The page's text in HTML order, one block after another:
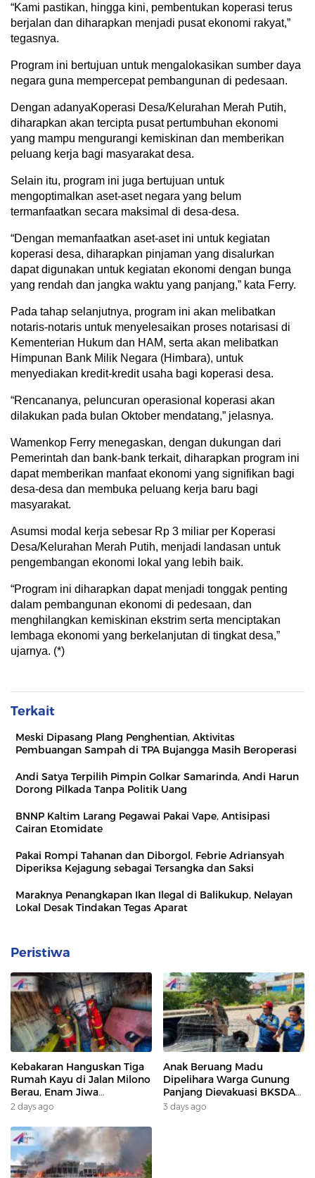
“Kami pastikan, hingga kini, pembentukan koperasi terus
berjalan dan diharapkan menjadi pusat ekonomi rakyat,”
tegasnya.
Program ini bertujuan untuk mengalokasikan sumber daya
negara guna mempercepat pembangunan di pedesaan.
Dengan adanyaKoperasi Desa/Kelurahan Merah Putih,
diharapkan akan tercipta pusat pertumbuhan ekonomi
yang mampu mengurangi kemiskinan dan memberikan
peluang kerja bagi masyarakat desa.
Selain itu, program ini juga bertujuan untuk
mengoptimalkan aset-aset negara yang belum
termanfaatkan secara maksimal di desa-desa.
“Dengan memanfaatkan aset-aset ini untuk kegiatan
koperasi desa, diharapkan pinjaman yang disalurkan
dapat digunakan untuk kegiatan ekonomi dengan bunga
yang rendah dan jangka waktu yang panjang,” kata Ferry.
Pada tahap selanjutnya, program ini akan melibatkan
notaris-notaris untuk menyelesaikan proses notarisasi di
Kementerian Hukum dan HAM, serta akan melibatkan
Himpunan Bank Milik Negara (Himbara), untuk
menyediakan kredit-kredit usaha bagi koperasi desa.
“Rencananya, peluncuran operasional koperasi akan
dilakukan pada bulan Oktober mendatang,” jelasnya.
Wamenkop Ferry menegaskan, dengan dukungan dari
Pemerintah dan bank-bank terkait, diharapkan program ini
dapat memberikan manfaat ekonomi yang signifikan bagi
desa-desa dan membuka peluang kerja baru bagi
masyarakat.
Asumsi modal kerja sebesar Rp 3 miliar per Koperasi
Desa/Kelurahan Merah Putih, menjadi landasan untuk
pengembangan ekonomi lokal yang lebih baik.
“Program ini diharapkan dapat menjadi tonggak penting
dalam pembangunan ekonomi di pedesaan, dan
menghilangkan kemiskinan ekstrim serta menciptakan
lembaga ekonomi yang berkelanjutan di tingkat desa,”
ujarnya. (*)
Terkait
Meski Dipasang Plang Penghentian, Aktivitas
Pembuangan Sampah di TPA Bujangga Masih Beroperasi
Andi Satya Terpilih Pimpin Golkar Samarinda, Andi Harun
Dorong Pilkada Tanpa Politik Uang
BNNP Kaltim Larang Pegawai Pakai Vape, Antisipasi
Cairan Etomidate
Pakai Rompi Tahanan dan Diborgol, Febrie Adriansyah
Diperiksa Kejagung sebagai Tersangka dan Saksi
Maraknya Penangkapan Ikan Ilegal di Balikukup, Nelayan
Lokal Desak Tindakan Tegas Aparat
Peristiwa
Kebakaran Hanguskan Tiga
Rumah Kayu di Jalan Milono
Berau, Enam Jiwa
Terdampak
2 days ago
Anak Beruang Madu
Dipelihara Warga Gunung
Panjang Dievakuasi BKSDA
Dan DAMKAR
3 days ago